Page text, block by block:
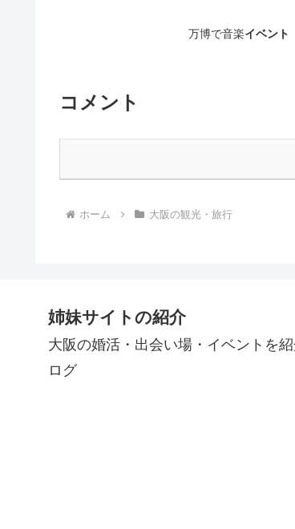
万博で音楽イベント
コメント
ホーム 大阪の観光・旅行
姉妹サイトの紹介
大阪の婚活・出会い場・イベントを
ログ